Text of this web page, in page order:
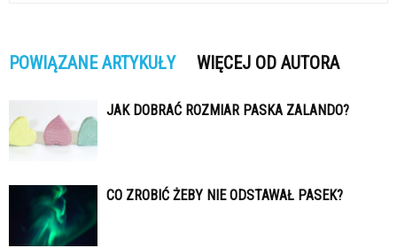
POWIĄZANE ARTYKUŁY WIĘCEJ OD AUTORA
JAK DOBRAĆ ROZMIAR PASKA ZALANDO?
CO ZROBIĆ ŻEBY NIE ODSTAWAŁ PASEK?